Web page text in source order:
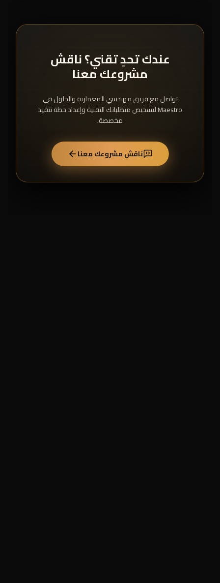
عندك تحدٍ تقني؟ ناقش
مشروعك معنا
تواصل مع فريق مهندسي المعمارية والحلول في
Maestro لتشخيص متطلباتك التقنية وإعداد خطة تنفيذ
مخصصة.
ناقش مشروعك معنا